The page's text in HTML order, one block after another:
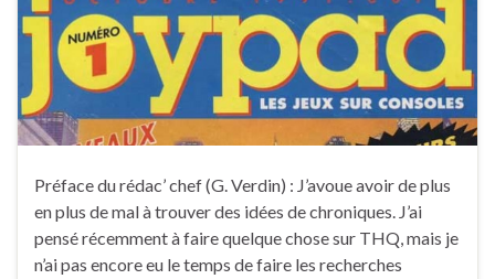
Préface du rédac’ chef (G. Verdin) : J’avoue avoir de plus
en plus de mal à trouver des idées de chroniques. J’ai
pensé récemment à faire quelque chose sur THQ, mais je
n’ai pas encore eu le temps de faire les recherches